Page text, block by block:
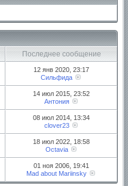
Последнее сообщение
12 янв 2020, 23:17
Сильфида
14 июл 2015, 23:52
Антония
08 июл 2014, 13:34
clover23
18 июл 2022, 18:58
Octavia
01 ноя 2006, 19:41
Mad about Mariinsky